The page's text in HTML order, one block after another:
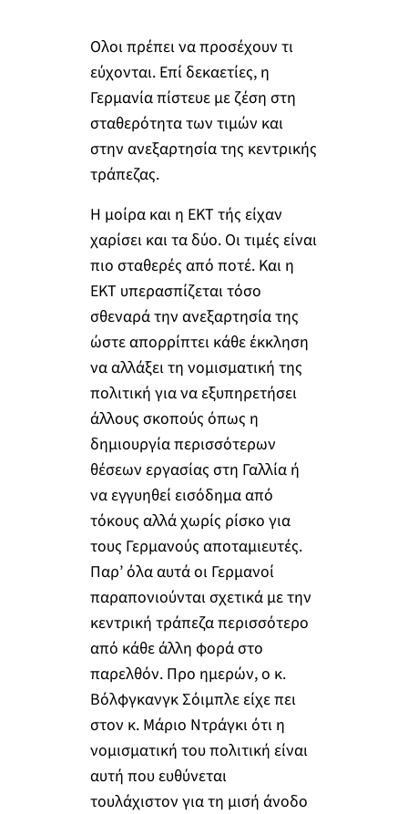
Ολοι πρέπει να προσέχουν τι
εύχονται. Επί δεκαετίες, η
Γερμανία πίστευε με ζέση στη
σταθερότητα των τιμών και
στην ανεξαρτησία της κεντρικής
τράπεζας.
Η μοίρα και η ΕΚΤ τής είχαν
χαρίσει και τα δύο. Οι τιμές είναι
πιο σταθερές από ποτέ. Και η
ΕΚΤ υπερασπίζεται τόσο
σθεναρά την ανεξαρτησία της
ώστε απορρίπτει κάθε έκκληση
να αλλάξει τη νομισματική της
πολιτική για να εξυπηρετήσει
άλλους σκοπούς όπως η
δημιουργία περισσότερων
θέσεων εργασίας στη Γαλλία ή
να εγγυηθεί εισόδημα από
τόκους αλλά χωρίς ρίσκο για
τους Γερμανούς αποταμιευτές.
Παρ’ όλα αυτά οι Γερμανοί
παραπονιούνται σχετικά με την
κεντρική τράπεζα περισσότερο
από κάθε άλλη φορά στο
παρελθόν. Προ ημερών, ο κ.
Βόλφγκανγκ Σόιμπλε είχε πει
στον κ. Μάριο Ντράγκι ότι η
νομισματική του πολιτική είναι
αυτή που ευθύνεται
τουλάχιστον για τη μισή άνοδο